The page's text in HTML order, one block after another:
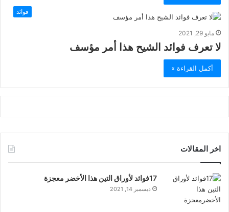
فوائد
مايو 29, 2021
لا تعرف فوائد الشيح هذا أمر مؤسف
أكمل القراءة »
اخر المقالات
17فوائد لأوراق التين هذا الأخضر معجزة
ديسمبر 14, 2021